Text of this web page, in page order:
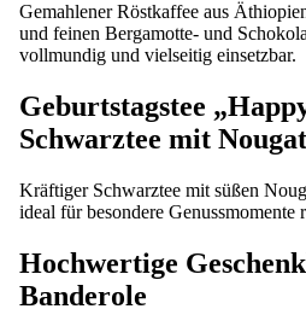
Gemahlener Röstkaffee aus
und feinen Bergamotte- und
vollmundig und vielseitig einsetzbar.
Geburtstagstee
Schwarztee mit
Kräftiger Schwarztee mit süßen
ideal für besondere Genussmomente
Hochwertige
Banderole